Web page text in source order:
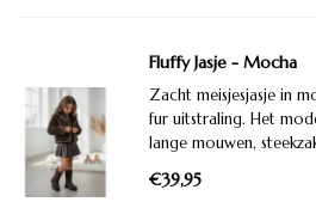
Fluffy Jasje - Mocha
Zacht meisjesjasje in
fur uitstraling. Het
lange mouwen,
winterdagen.
€39,95